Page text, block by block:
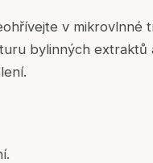
v mikrovlnné
bylinných extraktů